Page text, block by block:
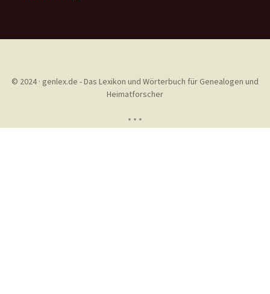
© 2024 · genlex.de - Das Lexikon und Wörterbuch für Genealogen und
Heimatforscher
* * *